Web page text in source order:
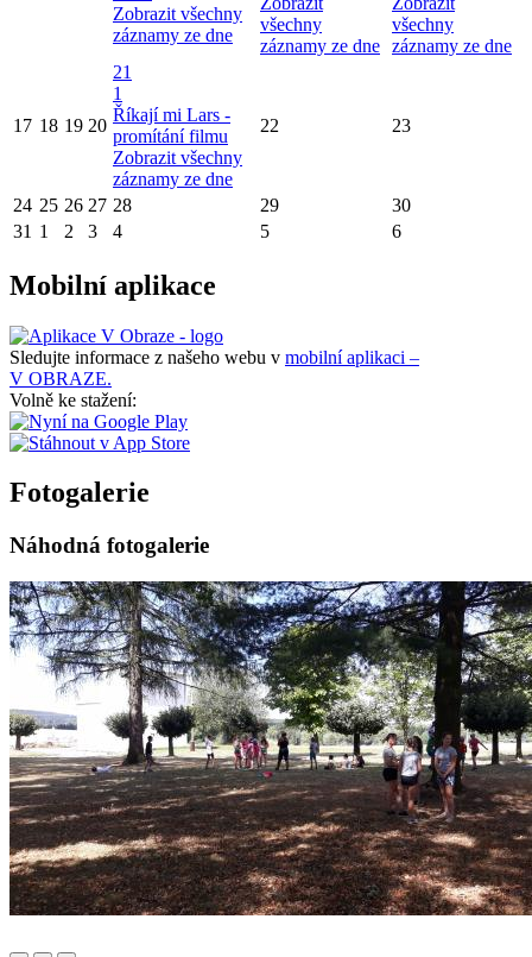
Zobrazit všechny
záznamy ze dne
všechny
záznamy ze dne
všechny
záznamy ze dne
17 18 19 20
21
1
Říkají mi Lars -
promítání filmu
Zobrazit všechny
záznamy ze dne
22 23
24 25 26 27 28 29
30
31 1 2 3 4 5 6
Mobilní aplikace
Sledujte informace z našeho webu v mobilní aplikaci –
V OBRAZE.
Volně ke stažení:
Fotogalerie
Náhodná fotogalerie